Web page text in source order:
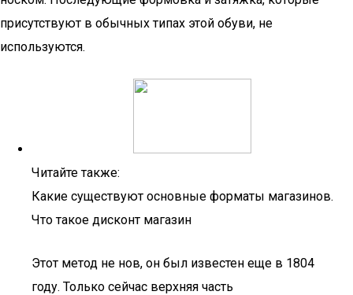
присутствуют в обычных типах этой обуви, не
используются.
Читайте также:
Какие существуют основные форматы магазинов.
Что такое дисконт магазин
Этот метод не нов, он был известен еще в 1804
году. Только сейчас верхняя часть